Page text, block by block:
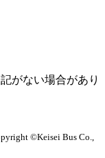
がない場合があり
©Keisei Bus Co.,